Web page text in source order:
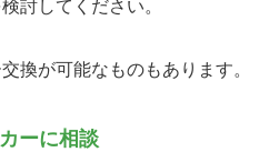
討してください。
換が可能なものもあります。
ーに相談